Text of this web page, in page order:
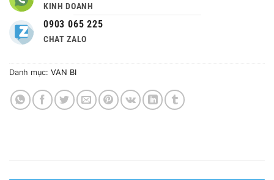
KINH DOANH
0903 065 225
CHAT ZALO
Danh mục: VAN BI